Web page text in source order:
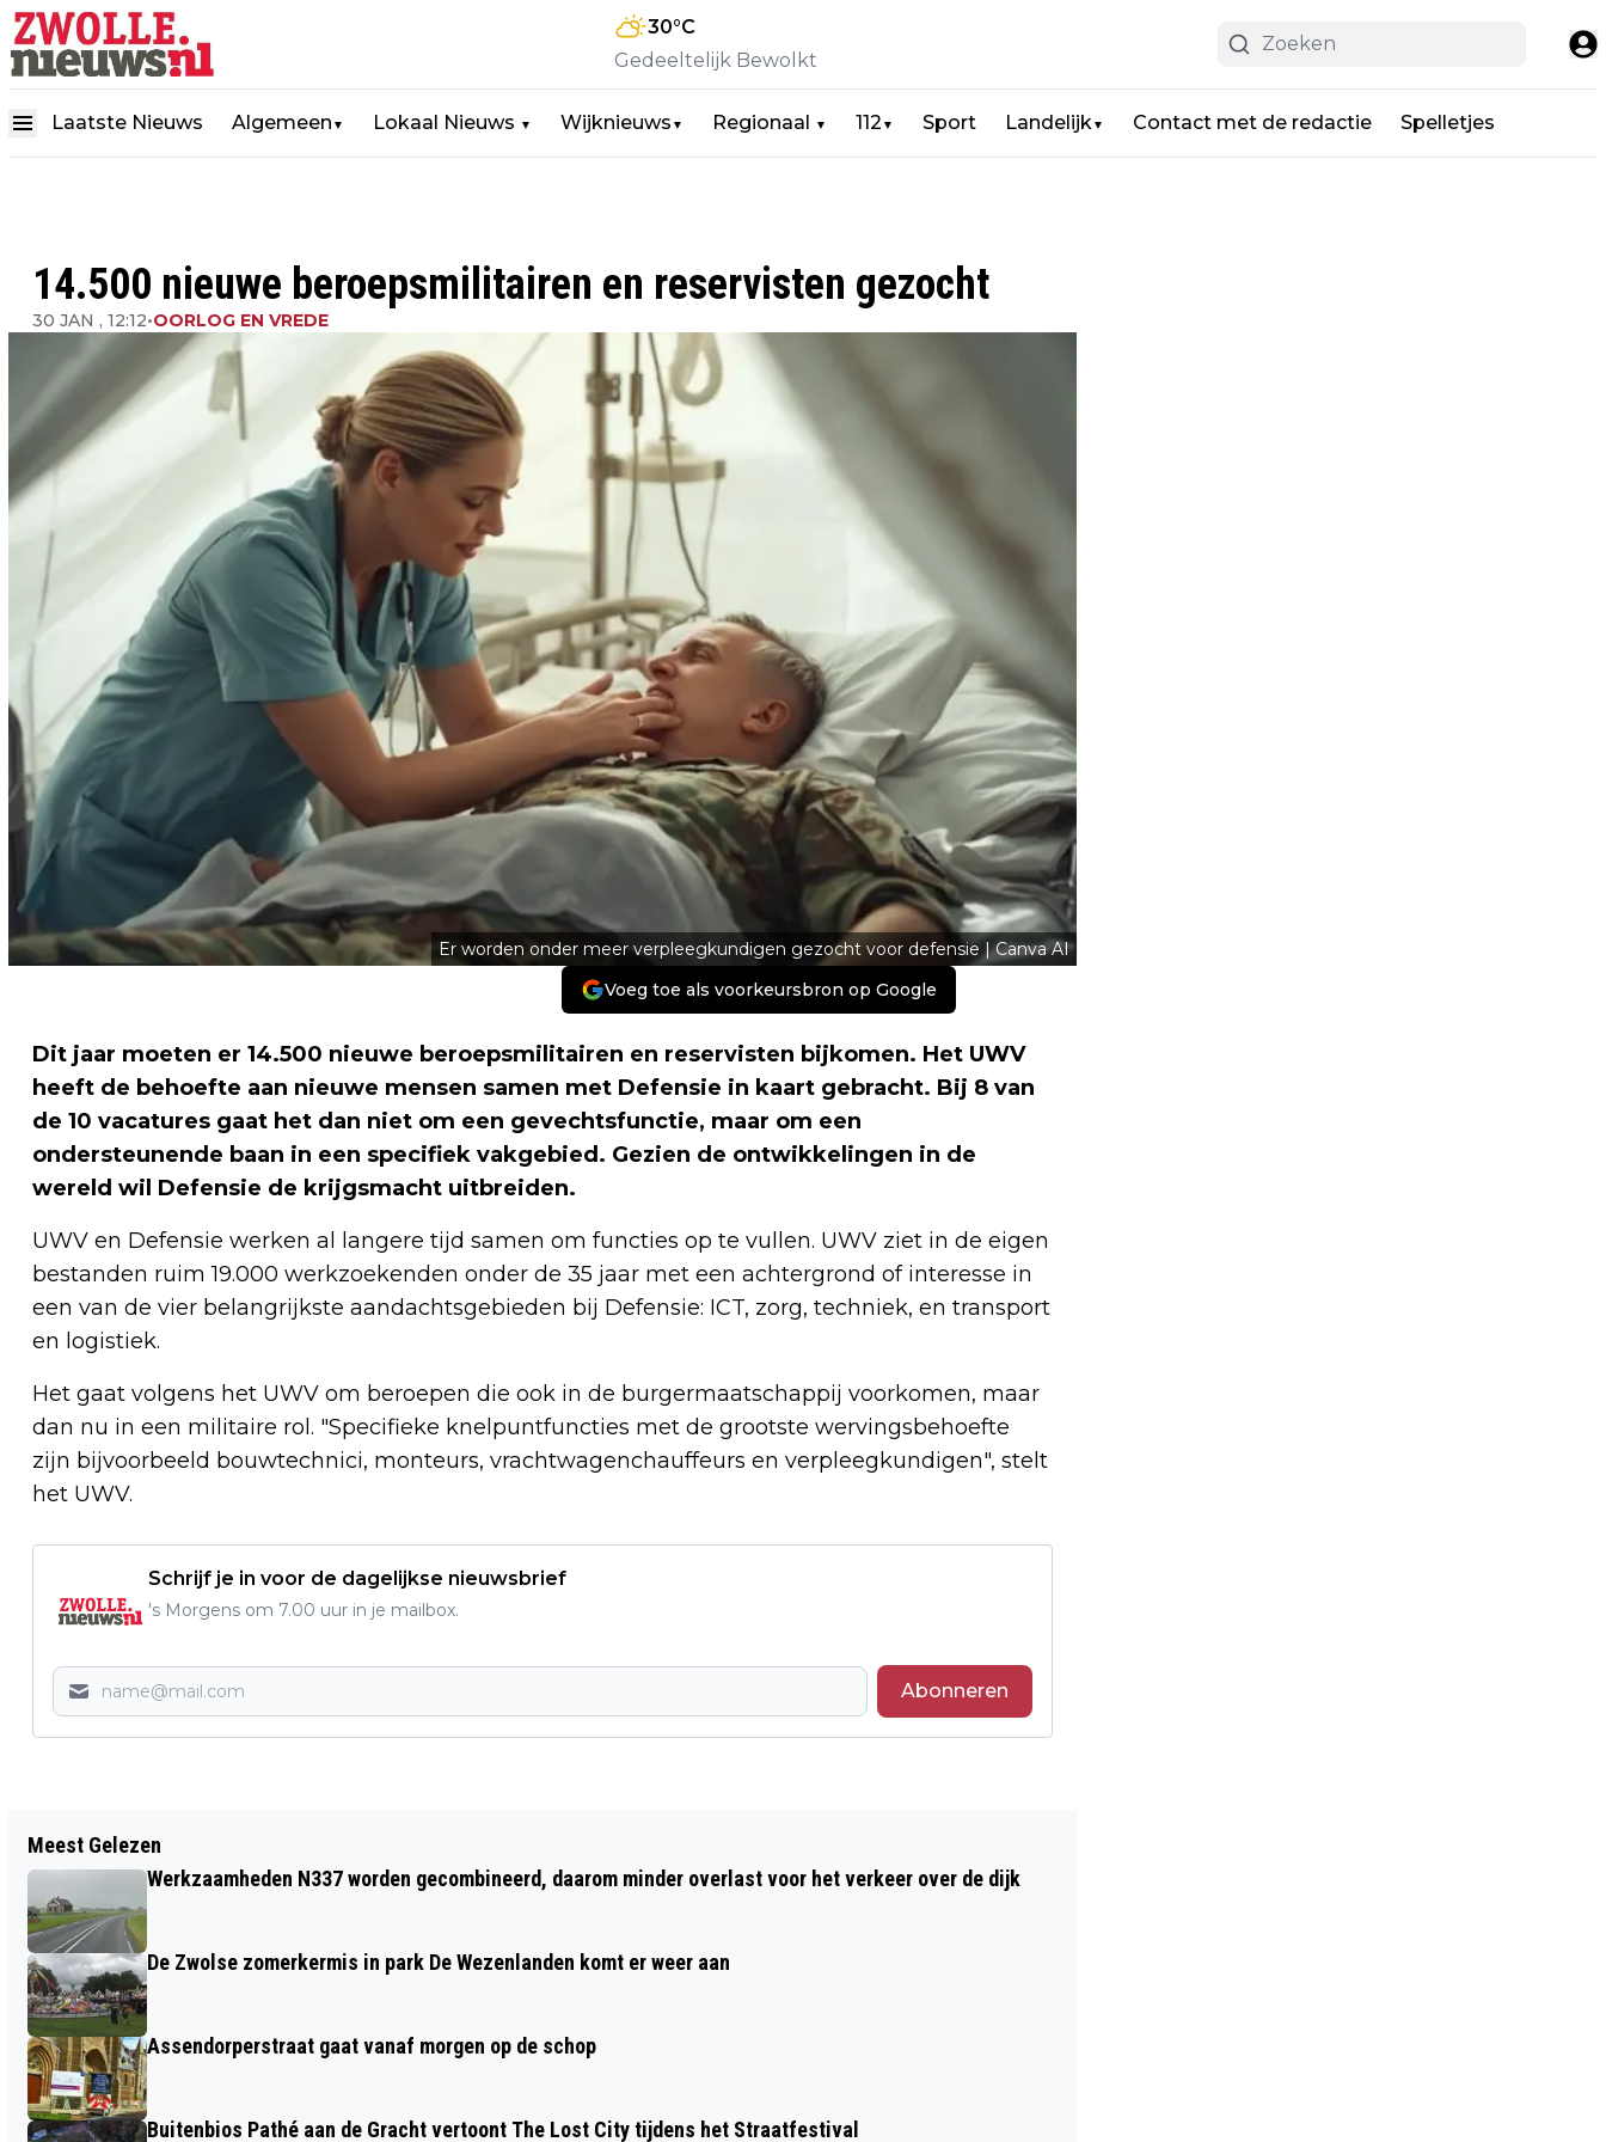
30°C
Gedeeltelijk Bewolkt
Laatste Nieuws Algemeen ▼ Lokaal Nieuws ▼ Wijknieuws ▼ Regionaal ▼ 112 ▼ Sport Landelijk▼ Contact met de redactie Spelletjes
14.500 nieuwe beroepsmilitairen en reservisten gezocht
30 JAN , 12:12•OORLOG EN VREDE
Er worden onder meer verpleegkundigen gezocht voor defensie | Canva AI
Voeg toe als voorkeursbron op Google
Dit jaar moeten er 14.500 nieuwe beroepsmilitairen en reservisten bijkomen. Het UWV
heeft de behoefte aan nieuwe mensen samen met Defensie in kaart gebracht. Bij 8 van
de 10 vacatures gaat het dan niet om een gevechtsfunctie, maar om een
ondersteunende baan in een specifiek vakgebied. Gezien de ontwikkelingen in de
wereld wil Defensie de krijgsmacht uitbreiden.
UWV en Defensie werken al langere tijd samen om functies op te vullen. UWV ziet in de eigen
bestanden ruim 19.000 werkzoekenden onder de 35 jaar met een achtergrond of interesse in
een van de vier belangrijkste aandachtsgebieden bij Defensie: ICT, zorg, techniek, en transport
en logistiek.
Het gaat volgens het UWV om beroepen die ook in de burgermaatschappij voorkomen, maar
dan nu in een militaire rol. "Specifieke knelpuntfuncties met de grootste wervingsbehoefte
zijn bijvoorbeeld bouwtechnici, monteurs, vrachtwagenchauffeurs en verpleegkundigen", stelt
het UWV.
Schrijf je in voor de dagelijkse nieuwsbrief
's Morgens om 7.00 uur in je mailbox.
Abonneren
ZWOLLE ZET EEN VOLGENDE STAP IN DE
ONTWIKKELING VAN DE
ERFGENAMENWEG WIJTHMEN
HAASJE OMDAT HIJ MET 202
LASERCONTROLE AF JAKKERT
Meest Gelezen
Werkzaamheden N337 worden gecombineerd, daarom minder overlast voor het verkeer over de dijk
De Zwolse zomerkermis in park De Wezenlanden komt er weer aan
Assendorperstraat gaat vanaf morgen op de schop
Buitenbios Pathé aan de Gracht vertoont The Lost City tijdens het Straatfestival